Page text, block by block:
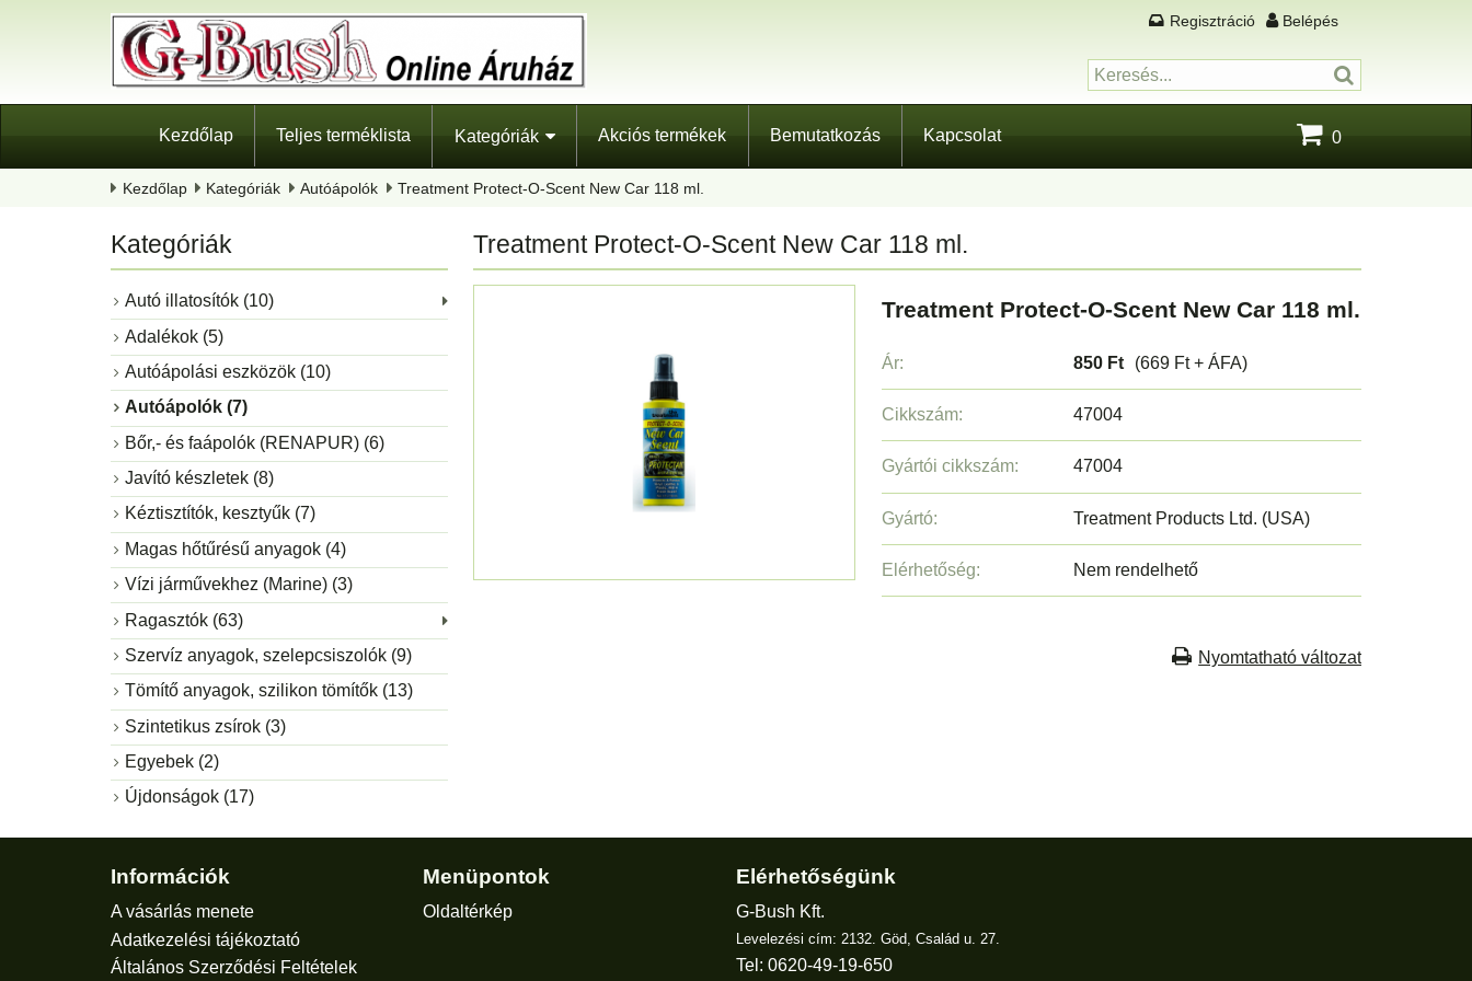
Regisztráció Belépés
Kezdőlap Teljes terméklista Kategóriák Akciós termékek Bemutatkozás Kapcsolat 0
Kezdőlap Kategóriák Autóápolók Treatment Protect-O-Scent New Car 118 ml.
Treatment Protect-O-Scent New Car 118 ml.
Treatment Protect-O-Scent New Car 118 ml.
Ár: 850 Ft (669 Ft + ÁFA)
Cikkszám: 47004
Gyártói cikkszám: 47004
Gyártó: Treatment Products Ltd. (USA)
Elérhetőség: Nem rendelhető
Nyomtatható változat
Kategóriák
Autó illatosítók (10)
Adalékok (5)
Autóápolási eszközök (10)
Autóápolók (7)
Bőr,- és faápolók (RENAPUR) (6)
Javító készletek (8)
Kéztisztítók, kesztyűk (7)
Magas hőtűrésű anyagok (4)
Vízi járművekhez (Marine) (3)
Ragasztók (63)
Szervíz anyagok, szelepcsiszolók (9)
Tömítő anyagok, szilikon tömítők (13)
Szintetikus zsírok (3)
Egyebek (2)
Újdonságok (17)
Információk
A vásárlás menete
Adatkezelési tájékoztató
Általános Szerződési Feltételek
Menüpontok
Oldaltérkép
Elérhetőségünk
G-Bush Kft.
Levelezési cím: 2132. Göd, Család u. 27.
Tel: 0620-49-19-650